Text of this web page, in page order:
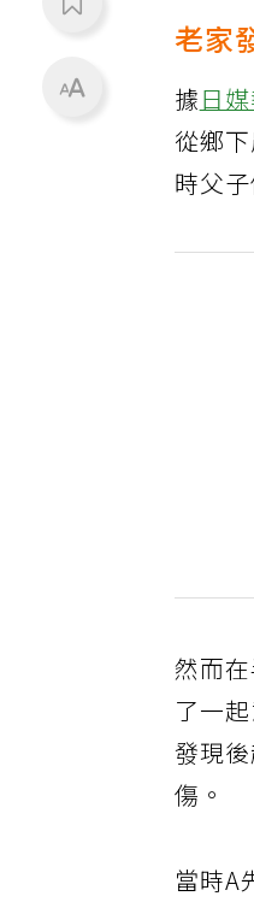
老家
據日
從鄉
時父
然而
了一
發現
傷。
當時A